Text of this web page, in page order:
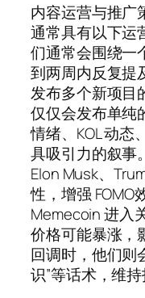
内容运营与推广
通常具有以下运
们通常会围绕一
到两周内反复提
发布多个新项目
仅仅会发布单纯
情绪、KOL 动态
具吸引力的叙事
Elon Musk、
性，增强 FOMO
Memecoin 进入
价格可能暴涨，
回调时，他们则
识”等话术，维持